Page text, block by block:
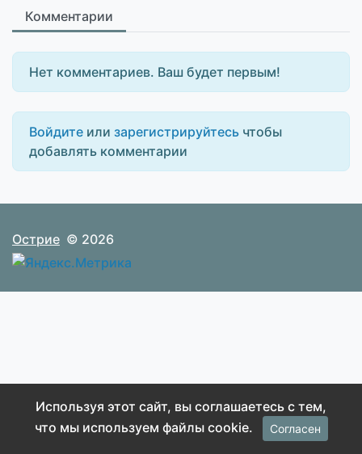
Комментарии
Нет комментариев. Ваш будет первым!
Войдите или зарегистрируйтесь чтобы
добавлять комментарии
Острие © 2026
Используя этот сайт, вы соглашаетесь с тем,
что мы используем файлы cookie.
Согласен